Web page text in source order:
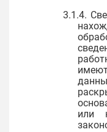
3.1.4.
или